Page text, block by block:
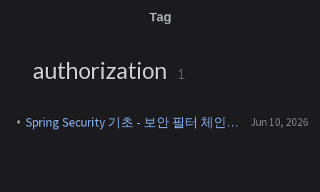
Tag
authorization 1
Spring Security 기초 - 보안 필터 체인, 인증과 인가 Jun 10, 2026